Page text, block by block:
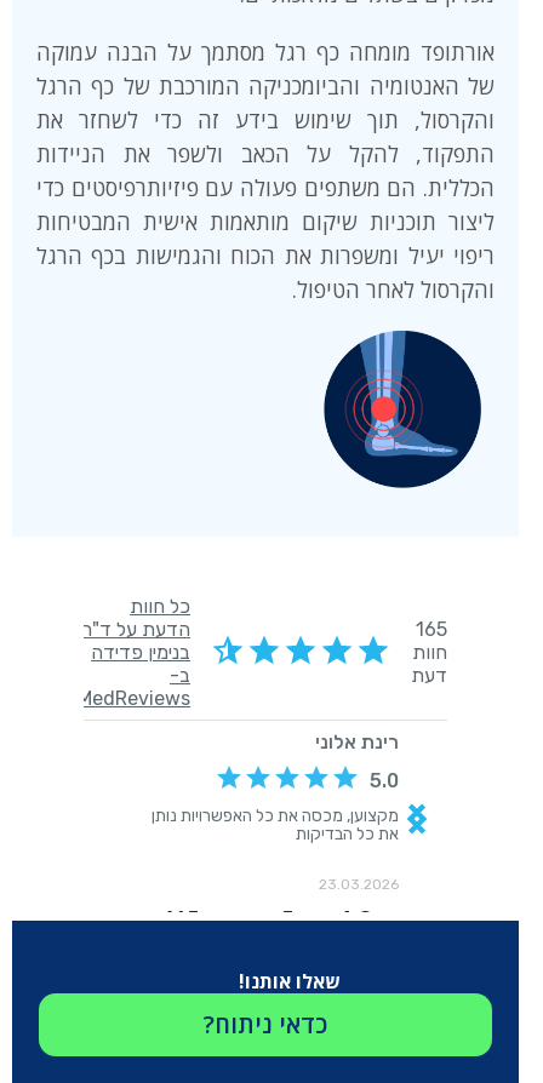
אורתופד מומחה כף רגל מסתמך על הבנה עמוקה
של האנטומיה והביומכניקה המורכבת של כף הרגל
והקרסול, תוך שימוש בידע זה כדי לשחזר את
התפקוד, להקל על הכאב ולשפר את הניידות
הכללית. הם משתפים פעולה עם פיזיותרפיסטים כדי
ליצור תוכניות שיקום מותאמות אישית המבטיחות
ריפוי יעיל ומשפרות את הכוח והגמישות בכף הרגל
והקרסול לאחר הטיפול.
שאלו אותנו!
כדאי ניתוח?